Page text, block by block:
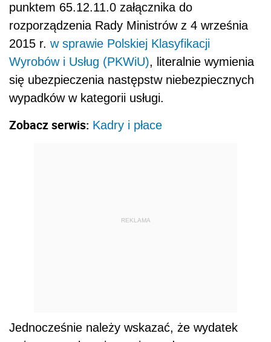
punktem 65.12.11.0 załącznika do
rozporządzenia Rady Ministrów z 4 września
2015 r. w sprawie Polskiej Klasyfikacji
Wyrobów i Usług (PKWiU), literalnie wymienia
się ubezpieczenia następstw niebezpiecznych
wypadków w kategorii usługi.
Zobacz serwis: Kadry i płace
REKLAMA
Jednocześnie należy wskazać, że wydatek